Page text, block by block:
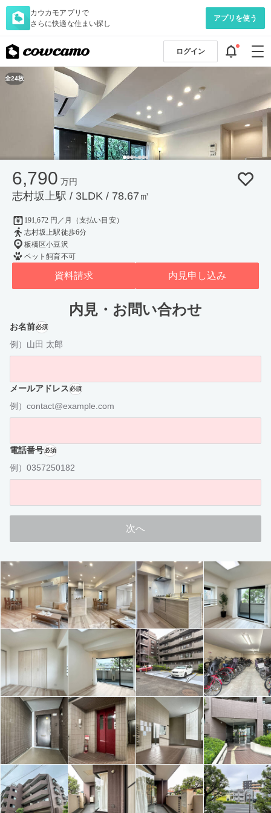
カウカモアプリで
さらに快適な住まい探し
アプリを使う
ログイン
全24枚
6,790 万円
志村坂上駅 / 3LDK / 78.67㎡
191,672 円／月（支払い目安）
志村坂上駅徒歩6分
板橋区小豆沢
ペット飼育不可
資料請求 内見申し込み
内見・お問い合わせ
お名前必須
例）山田 太郎
メールアドレス必須
例）contact@example.com
電話番号必須
例）0357250182
次へ